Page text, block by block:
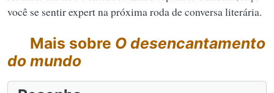
você se sentir expert na próxima roda de conversa literária.
Mais sobre O desencantamento
do mundo